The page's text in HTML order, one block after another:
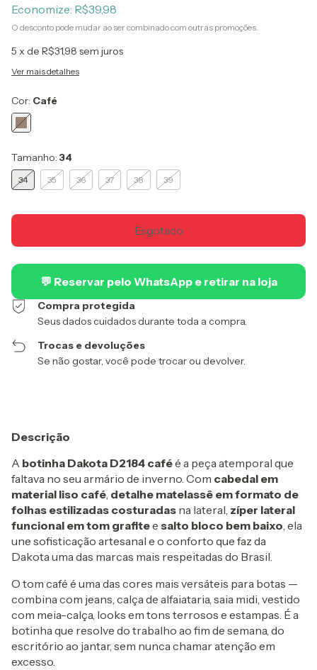
Economize: R$39,98
O desconto pode mudar ao ser combinado com outras promoções.
5 x de R$31,98 sem juros
Ver mais detalhes
Cor: Café
Tamanho: 34
34 35 36 37 38 39
💬 Reservar pelo WhatsApp e retirar na loja
Compra protegida
Seus dados cuidados durante toda a compra.
Trocas e devoluções
Se não gostar, você pode trocar ou devolver.
Descrição
A botinha Dakota D2184 caféé a peça atemporal que
faltava no seu armário de inverno. Com cabedal em
material liso café, detalhe matelassê em formato de
folhas estilizadas costuradas na lateral, zíper lateral
funcional em tom grafitee salto bloco bem baixo, ela
une sofisticação artesanal e o conforto que faz da
Dakota uma das marcas mais respeitadas do Brasil.
O tom café é uma das cores mais versáteis para botas —
combina com jeans, calça de alfaiataria, saia midi, vestido
com meia-calça, looks em tons terrosos e estampas. É a
botinha que resolve do trabalho ao fim de semana, do
escritório ao jantar, sem nunca chamar atenção em
excesso.